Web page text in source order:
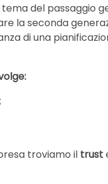
del passaggio
la seconda
di una
troviamo il trust